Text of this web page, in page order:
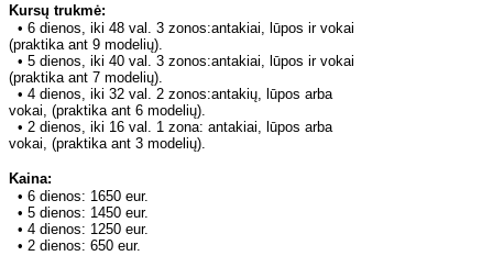
Kursų trukmė:
• 6 dienos, iki 48 val. 3 zonos:antakiai, lūpos ir vokai
(praktika ant 9 modelių).
• 5 dienos, iki 40 val. 3 zonos:antakiai, lūpos ir vokai
(praktika ant 7 modelių).
• 4 dienos, iki 32 val. 2 zonos:antakių, lūpos arba
vokai, (praktika ant 6 modelių).
• 2 dienos, iki 16 val. 1 zona: antakiai, lūpos arba
vokai, (praktika ant 3 modelių).
Kaina:
• 6 dienos: 1650 eur.
• 5 dienos: 1450 eur.
• 4 dienos: 1250 eur.
• 2 dienos: 650 eur.